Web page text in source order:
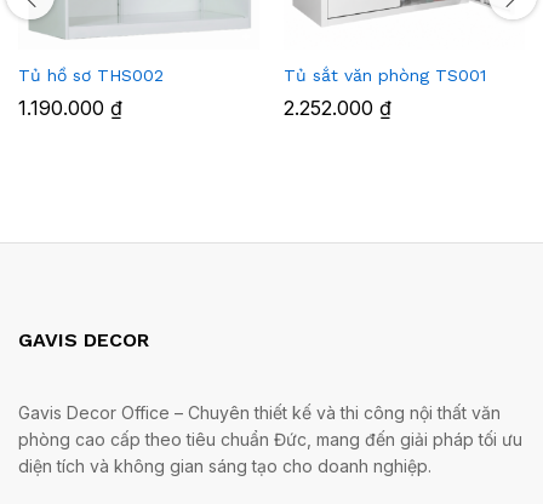
Tủ hồ sơ THS002
1.190.000 ₫
Tủ sắt văn phòng TS001
2.252.000 ₫
GAVIS DECOR
Gavis Decor Office – Chuyên thiết kế và thi công nội thất văn
phòng cao cấp theo tiêu chuẩn Đức, mang đến giải pháp tối ưu
diện tích và không gian sáng tạo cho doanh nghiệp.